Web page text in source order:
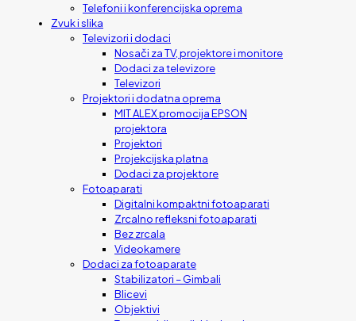
Telefoni i konferencijska oprema
Zvuk i slika
Televizori i dodaci
Nosači za TV, projektore i monitore
Dodaci za televizore
Televizori
Projektori i dodatna oprema
MIT ALEX promocija EPSON
projektora
Projektori
Projekcijska platna
Dodaci za projektore
Fotoaparati
Digitalni kompaktni fotoaparati
Zrcalno refleksni fotoaparati
Bez zrcala
Videokamere
Dodaci za fotoaparate
Stabilizatori – Gimbali
Blicevi
Objektivi